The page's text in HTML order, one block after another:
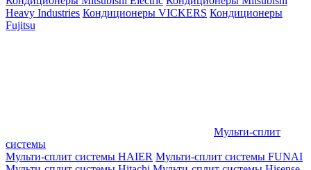
Heavy Industries Кондиционеры VICKERS Кондиционеры
Fujitsu
Мульти-сплит
системы
Мульти-сплит системы HAIER Мульти-сплит системы FUNAI